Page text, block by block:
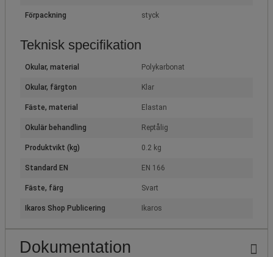
Förpackning styck
Teknisk specifikation
Okular, material Polykarbonat
Okular, färgton Klar
Fäste, material Elastan
Okulär behandling Reptålig
Produktvikt (kg) 0.2 kg
Standard EN EN 166
Fäste, färg Svart
Ikaros Shop Publicering Ikaros
Dokumentation